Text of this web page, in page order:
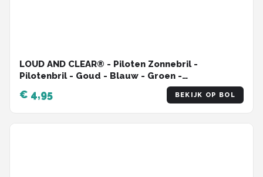
LOUD AND CLEAR® - Piloten Zonnebril -
Pilotenbril - Goud - Blauw - Groen -
€ 4,95 BEKIJK OP BOL